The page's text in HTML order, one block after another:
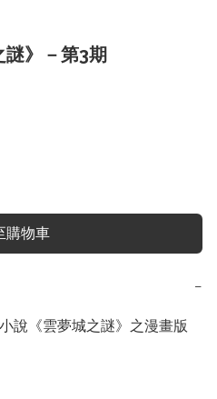
》－第3期
購物車
−
說《雲夢城之謎》之漫畫版